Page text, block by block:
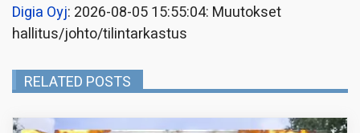
Digia Oyj: 2026-08-05 15:55:04: Muutokset
hallitus/johto/tilintarkastus
RELATED POSTS